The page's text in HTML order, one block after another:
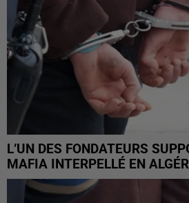
L’UN DES FONDATEURS
MAFIA INTERPELLÉ EN